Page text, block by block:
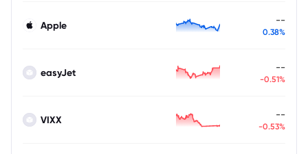
Apple --
0.38%
easyJet --
-0.51%
VIXX --
-0.53%